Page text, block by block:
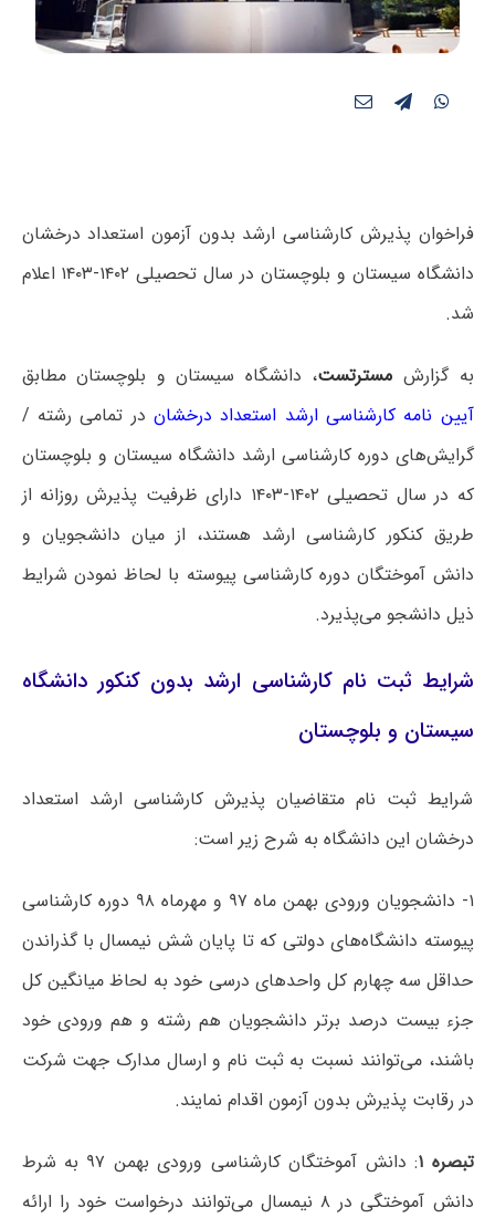
فراخوان پذیرش کارشناسی ارشد بدون آزمون استعداد درخشان
دانشگاه سیستان و بلوچستان در سال تحصیلی ۱۴۰۲-۱۴۰۳ اعلام
شد.
به گزارش مسترتست، دانشگاه سیستان و بلوچستان مطابق
آیین نامه کارشناسی ارشد استعداد درخشان در تمامی رشته /
گرایش‌های دوره کارشناسی ارشد دانشگاه سیستان و بلوچستان
که در سال تحصیلی ۱۴۰۲-۱۴۰۳ دارای ظرفیت پذیرش روزانه از
طریق کنکور کارشناسی ارشد هستند، از میان دانشجویان و
دانش آموختگان دوره کارشناسی پیوسته با لحاظ نمودن شرایط
ذیل دانشجو می‌پذیرد.
شرایط ثبت نام کارشناسی ارشد بدون کنکور دانشگاه
سیستان و بلوچستان
شرایط ثبت نام متقاضیان پذیرش کارشناسی ارشد استعداد
درخشان این دانشگاه به شرح زیر است:
۱- دانشجویان ورودی بهمن ماه ۹۷ و مهرماه ۹۸ دوره کارشناسی
پیوسته دانشگاه‌های دولتی که تا پایان شش نیمسال با گذراندن
حداقل سه چهارم کل واحدهای درسی خود به لحاظ میانگین کل
جزء بیست درصد برتر دانشجویان هم رشته و هم ورودی خود
باشند، می‌توانند نسبت به ثبت نام و ارسال مدارک جهت شرکت
در رقابت پذیرش بدون آزمون اقدام نمایند.
تبصره ۱
: دانش آموختگان کارشناسی ورودی بهمن ۹۷ به شرط
دانش آموختگی در ۸ نیمسال می‌توانند درخواست خود را ارائه